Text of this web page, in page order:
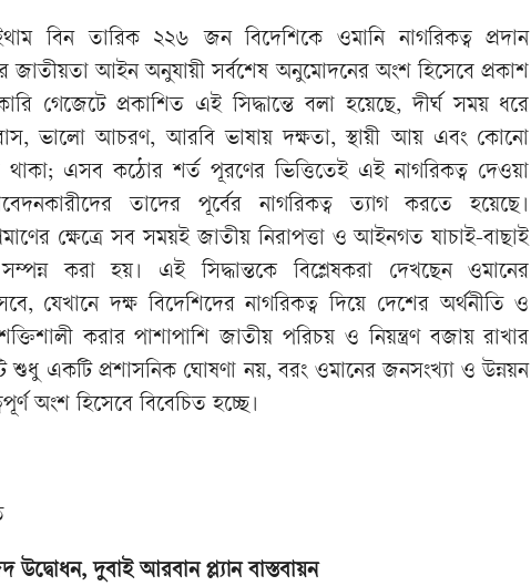
বিন তারিক ২২৬ জন বিদেশিকে ওমানি নাগরিকত্ব প্রদান
জাতীয়তা আইন অনুযায়ী সর্বশেষ অনুমোদনের অংশ হিসেবে প্রকাশ
গেজেটে প্রকাশিত এই সিদ্ধান্তে বলা হয়েছে, দীর্ঘ সময় ধরে
ভালো আচরণ, আরবি ভাষায় দক্ষতা, স্থায়ী আয় এবং কোনো
এসব কঠোর শর্ত পূরণের ভিত্তিতেই এই নাগরিকত্ব দেওয়া
তাদের পূর্বের নাগরিকত্ব ত্যাগ করতে হয়েছে।
ক্ষেত্রে সব সময়ই জাতীয় নিরাপত্তা ও আইনগত যাচাই-বাছাই
করা হয়। এই সিদ্ধান্তকে বিশ্লেষকরা দেখছেন ওমানের
যেখানে দক্ষ বিদেশিদের নাগরিকত্ব দিয়ে দেশের অর্থনীতি ও
করার পাশাপাশি জাতীয় পরিচয় ও নিয়ন্ত্রণ বজায় রাখার
শুধু একটি প্রশাসনিক ঘোষণা নয়, বরং ওমানের জনসংখ্যা ও উন্নয়ন
অংশ হিসেবে বিবেচিত হচ্ছে।
দুবাই আরবান প্ল্যান বাস্তবায়ন